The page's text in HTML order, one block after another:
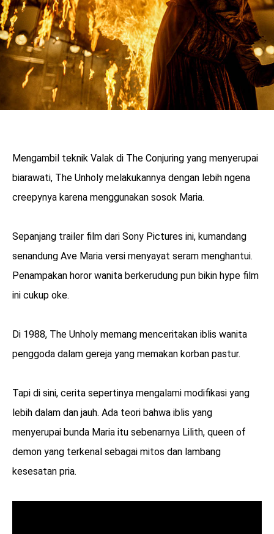
Mengambil teknik Valak di The Conjuring yang menyerupai
biarawati, The Unholy melakukannya dengan lebih ngena
creepynya karena menggunakan sosok Maria.
Sepanjang trailer film dari Sony Pictures ini, kumandang
senandung Ave Maria versi menyayat seram menghantui.
Penampakan horor wanita berkerudung pun bikin hype film
ini cukup oke.
Di 1988, The Unholy memang menceritakan iblis wanita
penggoda dalam gereja yang memakan korban pastur.
Tapi di sini, cerita sepertinya mengalami modifikasi yang
lebih dalam dan jauh. Ada teori bahwa iblis yang
menyerupai bunda Maria itu sebenarnya Lilith, queen of
demon yang terkenal sebagai mitos dan lambang
kesesatan pria.